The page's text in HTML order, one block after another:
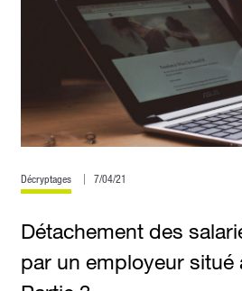
Décryptages 7/04/21
Détachement des
par un employeur situé